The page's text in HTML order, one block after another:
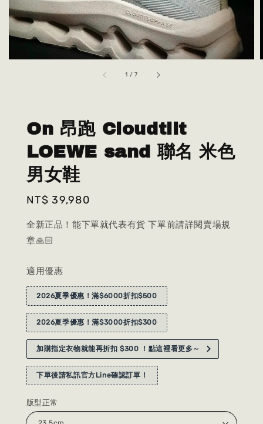
1 /7
On 昂跑 Cloudtilt
LOEWE sand 聯名 米色
男女鞋
Regular
NT$ 39,980
全新正品！能下單就代表有貨 下單前請詳閱賣場規
章🙏🏻
適用優惠
2026夏季優惠！滿$6000折扣$500
2026夏季優惠！滿$3000折扣$300
加購指定衣物就能再折扣 $300 ！點這裡看更多～
下單後請私訊官方Line確認訂單！
版型正常